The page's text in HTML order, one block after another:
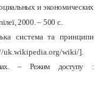
и экономических
2000. – 500 с.
система та принципи
uk.wikipedia.org/wiki/].
– Режим доступу :